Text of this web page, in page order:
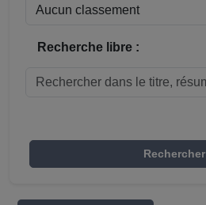
Recherche libre :
Rechercher